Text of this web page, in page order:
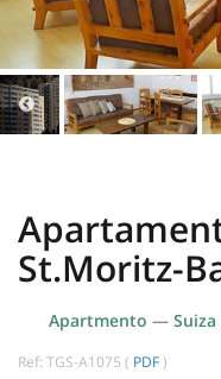
St.Moritz-
Apartmento — Suiza
Ref: TGS-A1075 ( PDF )